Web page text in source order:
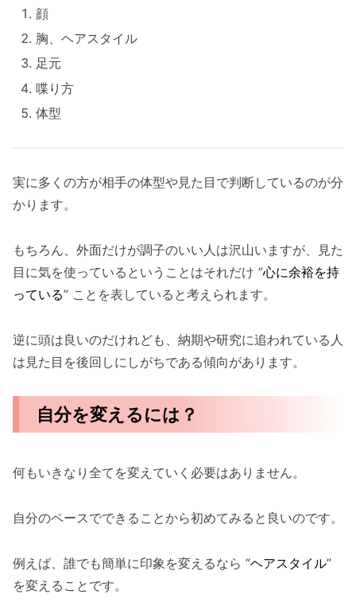
顔
胸、ヘアスタイル
足元
喋り方
体型
実に多くの方が相手の体型や見た目で判断しているのが分
かります。
もちろん、外面だけが調子のいい人は沢山いますが、見た
目に気を使っているということはそれだけ ”心に余裕を持
っている” ことを表していると考えられます。
逆に頭は良いのだけれども、納期や研究に追われている人
は見た目を後回しにしがちである傾向があります。
自分を変えるには？
何もいきなり全てを変えていく必要はありません。
自分のペースでできることから初めてみると良いのです。
例えば、誰でも簡単に印象を変えるなら ”ヘアスタイル”
を変えることです。